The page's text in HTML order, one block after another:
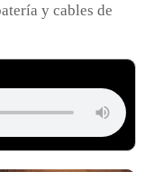
y cables de